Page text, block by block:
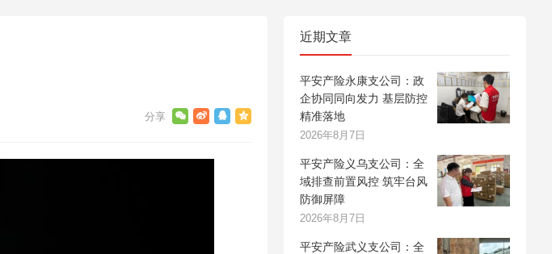
近期文章
平安产险永康支公司：政
企协同同向发力 基层防控
精准落地
2026年8月7日
平安产险义乌支公司：全
域排查前置风控 筑牢台风
防御屏障
2026年8月7日
平安产险武义支公司：全